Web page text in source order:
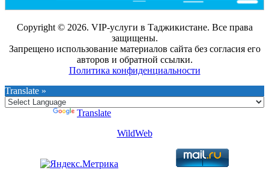
Copyright © 2026. VIP-услуги в Таджикистане. Все права
защищены.
Запрещено использование материалов сайта без согласия его
авторов и обратной ссылки.
Политика конфиденциальности
Translate »
Translate
WildWeb